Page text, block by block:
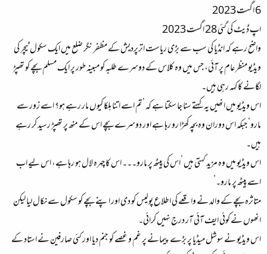
ء
6 اگست 2023
اپ ڈیٹ کی گئی 28 اگست 2023
واضح رہے کہ انڈیا کی سب سے بڑی ریاست اترپردیش کے مظفر نگر ضلع میں ایک سکول ٹیچر کی
ویڈیو منظر عام پر آئی، جس میں وہ کلاس کے دوسرے طلبہ کو مبینہ طور پر ایک مسلم بچے کو تھپڑ
لگانے کا کہہ رہی ہیں۔
اس ویڈیو میں انھیں یہ کہتے سنا جا سکتا ہے کہ ’تم اسے اتنا ہلکا کیوں مار رہے ہو؟ اسے زور سے
مارو‘ جبکہ اس دوران وہ بچہ کھڑا رو رہا ہے اور دوسرے بچے اس کے منھ پر تھپڑ رسید کر رہے
ہیں۔
اس ویڈیو میں وہ مزید کہتی ہیں ’اس کی پیٹھ پر مارو۔۔۔ اس کا چہرہ لال ہو رہا ہے، اس لیے اب
اسے پیٹھ پر مارو۔‘
متاثرہ بچے کے والد نے واقعے کی اطلاع پولیس کو دی اور اپنے بچے کو سکول سے نکال لیا لیکن
انھوں نے کوئی ایف آئی آر درج نہیں کرائی۔
اس ویڈیو نے سوشل میڈیا پر بڑے پیمانے پر غم و غصے کو جنم دیا اور کئی صارفین نے استاد کے